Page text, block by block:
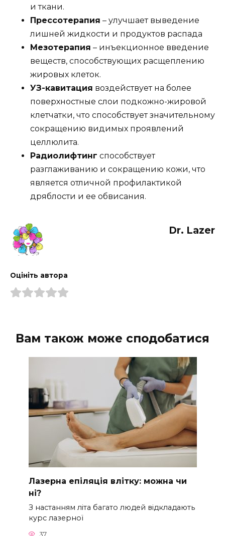
и ткани.
Прессотерапия – улучшает выведение
лишней жидкости и продуктов распада
Мезотерапия – инъекционное введение
веществ, способствующих расщеплению
жировых клеток.
УЗ-кавитация воздействует на более
поверхностные слои подкожно-жировой
клетчатки, что способствует значительному
сокращению видимых проявлений
целлюлита.
Радиолифтинг способствует
разглаживанию и сокращению кожи, что
является отличной профилактикой
дряблости и ее обвисания.
Dr. Lazer
Оцініть автора
Вам також може сподобатися
Лазерна епіляція влітку: можна чи
ні?
З настанням літа багато людей відкладають
курс лазерної
37